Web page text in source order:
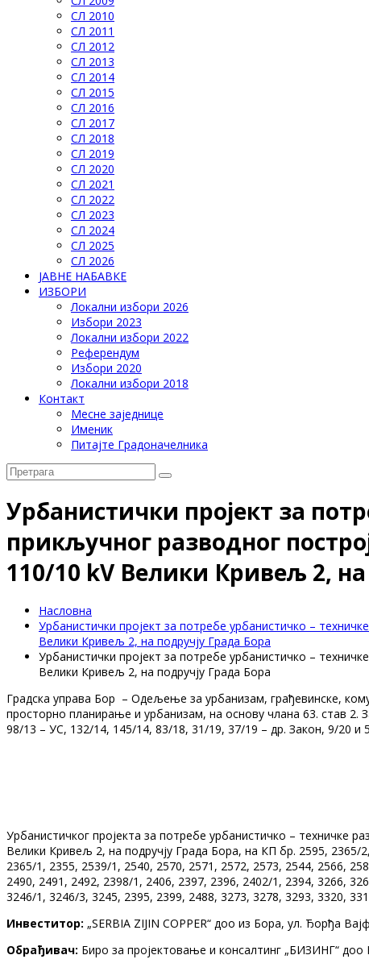
СЛ 2010
СЛ 2011
СЛ 2012
СЛ 2013
СЛ 2014
СЛ 2015
СЛ 2016
СЛ 2017
СЛ 2018
СЛ 2019
СЛ 2020
СЛ 2021
СЛ 2022
СЛ 2023
СЛ 2024
СЛ 2025
СЛ 2026
ЈАВНЕ НАБАВКЕ
ИЗБОРИ
Локални избори 2026
Избори 2023
Локални избори 2022
Референдум
Избори 2020
Локални избори 2018
Контакт
Месне заједнице
Именик
Питајте Градоначелника
Урбанистички пројект за
прикључног разводног
110/10 kV Велики Кривељ 2,
Насловна
Урбанистички пројект за потребе урбанистичко –
Велики Кривељ 2, на подручју Града Бора
Урбанистички пројект за потребе урбанистичко –
Велики Кривељ 2, на подручју Града Бора
Градска управа Бор – Одељење за урбанизам, грађевинске,
просторно планирање и урбанизам, на основу члана 63. став
98/13 – УС, 132/14, 145/14, 83/18, 31/19, 37/19 – др. Закон, 9/20 и
Урбанистичког пројекта за потребе урбанистичко – техничке
Велики Кривељ 2, на подручју Града Бора, на КП бр. 2595, 2365/
2365/1, 2355, 2539/1, 2540, 2570, 2571, 2572, 2573, 2544, 2566,
2490, 2491, 2492, 2398/1, 2406, 2397, 2396, 2402/1, 2394, 3266,
3246/1, 3246/3, 3245, 2395, 2399, 2488, 3273, 3278, 3293, 3320,
Инвеститор: „SERBIA ZIJIN COPPER“ доо из Бора, ул. Ђорђа
Обрађивач: Биро за пројектовање и консалтинг „БИЗИНГ“